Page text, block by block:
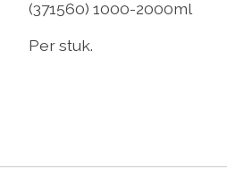
(371560) 1000-2000ml
Per stuk.